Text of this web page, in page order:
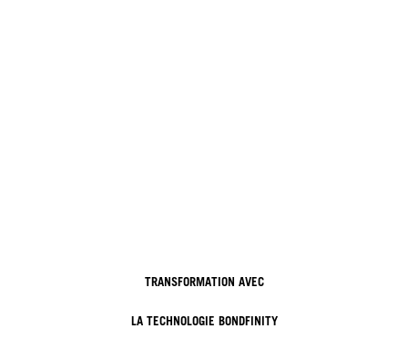
TRANSFORMATION AVEC
LA TECHNOLOGIE BONDFINITY